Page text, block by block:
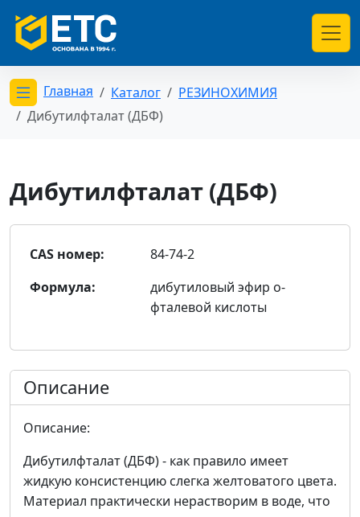
Открыть меню категорий
Главная Каталог
РЕЗИНОХИМИЯ
Дибутилфталат (ДБФ)
Дибутилфталат (ДБФ)
CAS номер:
84-74-2
Формула:
дибутиловый эфир о-
фталевой кислоты
Описание
Описание:
Дибутилфталат (ДБФ) - как правило имеет
жидкую консистенцию слегка желтоватого цвета.
Материал практически нерастворим в воде, что